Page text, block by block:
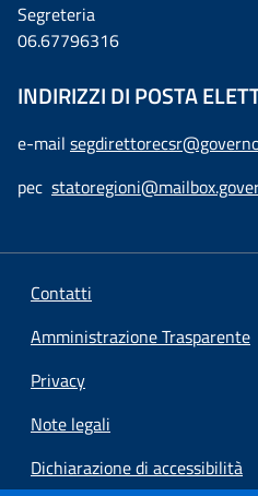
Segreteria
06.67796316
INDIRIZZI DI POSTA
e-mail
pec
Contatti
Amministrazione Trasparente
Privacy
Note legali
Dichiarazione di accessibilità